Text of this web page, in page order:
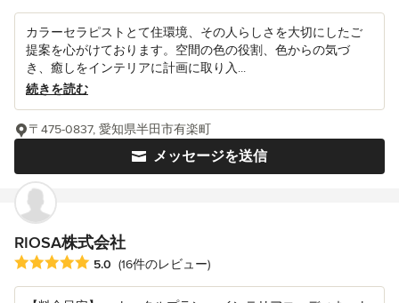
カラーセラピストとて住環境、その人らしさを大切にしたご
提案を心がけております。空間の色の役割、色からの気づ
き、癒しをインテリアに計画に取り入...
続きを読む
メッセージを送信
〒475-0837, 愛知県半田市有楽町
RIOSA株式会社
平均評価：5つ星中 星5
5.0 (16件のレビュー)